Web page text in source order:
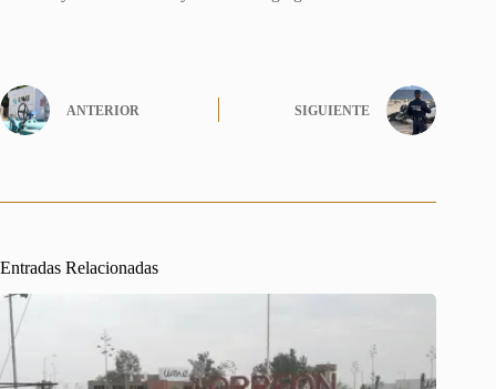
ANTERIOR SIGUIENTE
Entradas Relacionadas